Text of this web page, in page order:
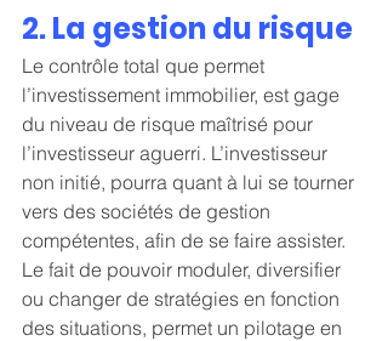
2. La gestion du risque
Le contrôle total que permet
l’investissement immobilier, est gage
du niveau de risque maîtrisé pour
l’investisseur aguerri. L’investisseur
non initié, pourra quant à lui se tourner
vers des sociétés de gestion
compétentes, afin de se faire assister.
Le fait de pouvoir moduler, diversifier
ou changer de stratégies en fonction
des situations, permet un pilotage en